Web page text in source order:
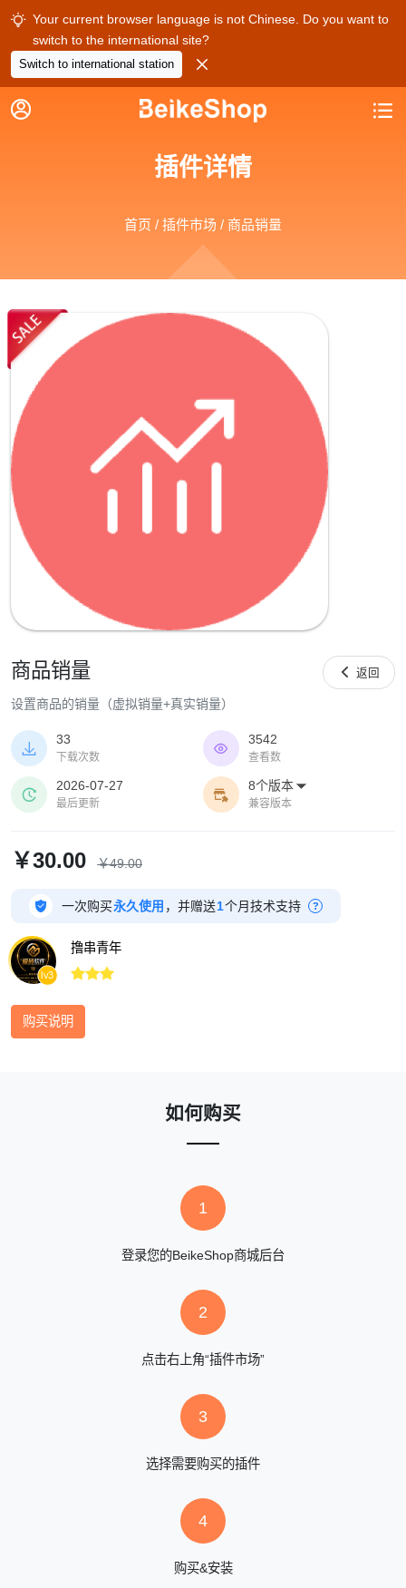
 Your current browser language is not Chinese. Do you want to
switch to the international site?
Switch to international station 
 
插件详情
首页 / 插件市场 / 商品销量
商品销量
设置商品的销量（虚拟销量+真实销量）
 返回

33
下载次数

3542
查看数

2026-07-27
最后更新

8个版本 
兼容版本
￥30.00 ￥49.00
 一次购买永久使用 ，并赠送1个月技术支持 ?
lv3
撸串青年

购买说明
如何购买
1
登录您的BeikeShop商城后台
2
点击右上角“插件市场”
3
选择需要购买的插件
4
购买&安装